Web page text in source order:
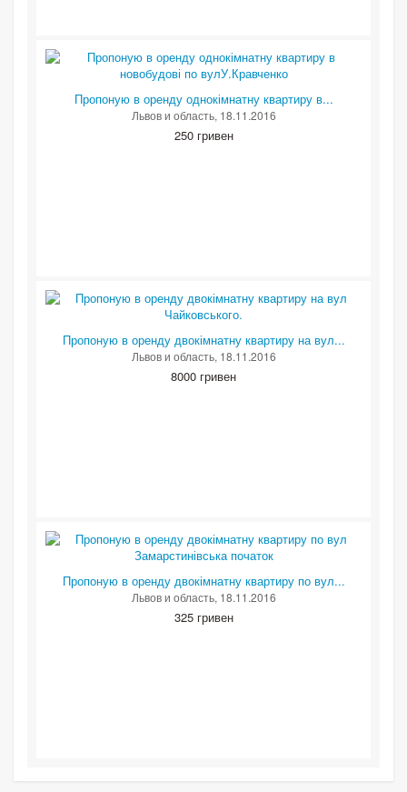
Пропоную в оренду однокімнатну квартиру в...
Львов и область, 18.11.2016
250 гривен
Пропоную в оренду двокімнатну квартиру на вул...
Львов и область, 18.11.2016
8000 гривен
Пропоную в оренду двокімнатну квартиру по вул...
Львов и область, 18.11.2016
325 гривен